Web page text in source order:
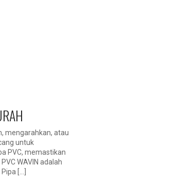
mengarahkan, atau
untuk
PVC, memastikan
WAVIN adalah
[…]